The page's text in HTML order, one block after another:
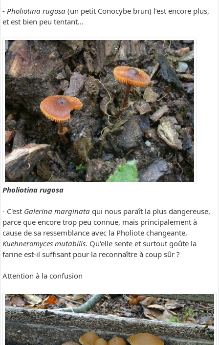
- Pholiotina rugosa (un petit Conocybe brun) l’est encore plus,
et est bien peu tentant...
Pholiotina rugosa
- C'est Galerina marginata qui nous paraît la plus dangereuse,
parce que encore trop peu connue, mais principalement à
cause de sa ressemblance avec la Pholiote changeante,
Kuehneromyces mutabilis. Qu'elle sente et surtout goûte la
farine est-il suffisant pour la reconnaître à coup sûr ?
Attention à la confusion